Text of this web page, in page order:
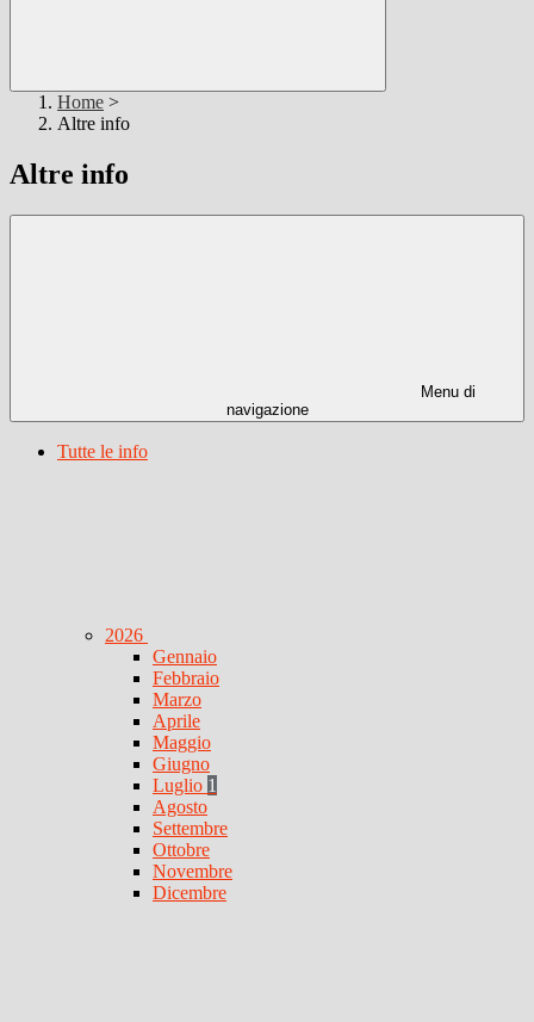
Home >
Altre info
Altre info
Menu di
navigazione
Tutte le info
2026
Gennaio
Febbraio
Marzo
Aprile
Maggio
Giugno
Luglio 1
Agosto
Settembre
Ottobre
Novembre
Dicembre